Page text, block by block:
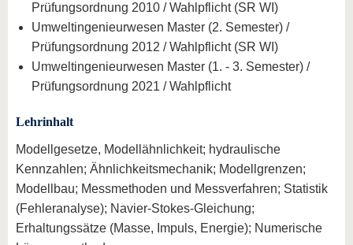
Prüfungsordnung 2010 / Wahlpflicht (SR WI)
Umweltingenieurwesen Master (2. Semester) /
Prüfungsordnung 2012 / Wahlpflicht (SR WI)
Umweltingenieurwesen Master (1. - 3. Semester) /
Prüfungsordnung 2021 / Wahlpflicht
Lehrinhalt
Modellgesetze, Modellähnlichkeit; hydraulische
Kennzahlen; Ähnlichkeitsmechanik; Modellgrenzen;
Modellbau; Messmethoden und Messverfahren; Statistik
(Fehleranalyse); Navier-Stokes-Gleichung;
Erhaltungssätze (Masse, Impuls, Energie); Numerische